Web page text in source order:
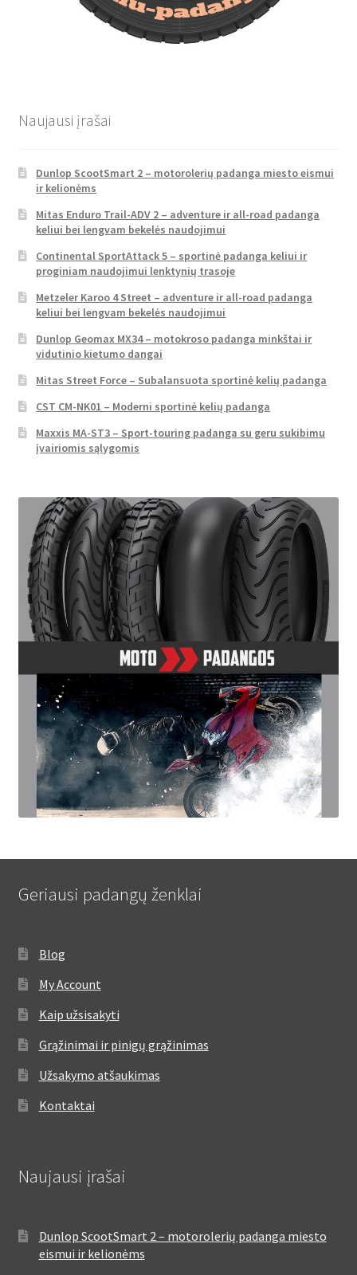
Naujausi įrašai
Dunlop ScootSmart 2 – motorolerių padanga miesto eismui
ir kelionėms
Mitas Enduro Trail-ADV 2 – adventure ir all-road padanga
keliui bei lengvam bekelės naudojimui
Continental SportAttack 5 – sportinė padanga keliui ir
proginiam naudojimui lenktynių trasoje
Metzeler Karoo 4 Street – adventure ir all-road padanga
keliui bei lengvam bekelės naudojimui
Dunlop Geomax MX34 – motokroso padanga minkštai ir
vidutinio kietumo dangai
Mitas Street Force – Subalansuota sportinė kelių padanga
CST CM-NK01 – Moderni sportinė kelių padanga
Maxxis MA-ST3 – Sport-touring padanga su geru sukibimu
įvairiomis sąlygomis
Geriausi padangų ženklai
Blog
My Account
Kaip užsisakyti
Grąžinimai ir pinigų grąžinimas
Užsakymo atšaukimas
Kontaktai
Naujausi įrašai
Dunlop ScootSmart 2 – motorolerių padanga miesto
eismui ir kelionėms